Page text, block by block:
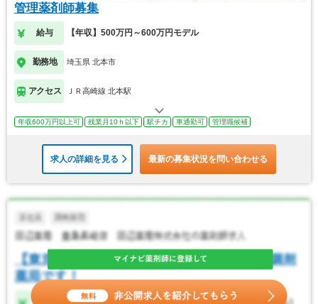
管理薬剤師募集
給与 【年収】500万円～600万円モデル
勤務地 埼玉県 北本市
アクセス ＪＲ高崎線 北本駅
年収600万円以上可 残業月10ｈ以下 駅チカ 車通勤可 管理職候補
求人の詳細を見る 最新の募集状況を問い合わせる